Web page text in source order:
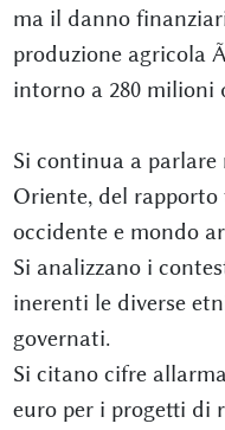
ma il danno
produzione agricola
intorno a 280 milioni
Si continua a
Oriente, del
occidente e mondo
Si analizzano i
inerenti le diverse
governati.
Si citano cifre
euro per i progetti di